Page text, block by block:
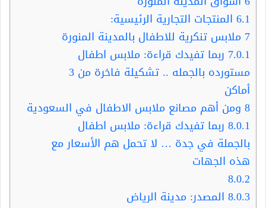
6.1 المنتجات التجارية الرئيسية:
7 ملابس تنكرية للاطفال بالمدينة المنورة
7.0.1 ربما تفيدك قراءة: ملابس اطفال
مستورده بالجمله .. تشكيلة فاخرة من 3
أماكن
8 ومن أهم مصانع ملابس الاطفال في السعودية
8.0.1 ربما تفيدك قراءة: ملابس اطفال
بالجملة في جدة … لا تحمل هم الأسعار مع
هذه الجهات
8.0.2
8.0.3 المصدر: مدينة الرياض